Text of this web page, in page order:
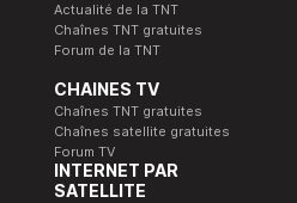
Actualité de la TNT
Chaînes TNT gratuites
Forum de la TNT
CHAINES TV
Chaînes TNT gratuites
Chaînes satellite gratuites
Forum TV
INTERNET PAR
SATELLITE